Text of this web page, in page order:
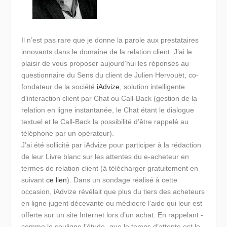
Il n’est pas rare que je donne la parole aux prestataires
innovants dans le domaine de la relation client. J’ai le
plaisir de vous proposer aujourd’hui les réponses au
questionnaire du Sens du client de Julien Hervouët, co-
fondateur de la société iAdvize , solution intelligente
d’interaction client par Chat ou Call-Back (gestion de la
relation en ligne instantanée, le Chat étant le dialogue
textuel et le Call-Back la possibilité d’être rappelé au
téléphone par un opérateur).
J’ai été sollicité par iAdvize pour participer à la rédaction
de leur Livre blanc sur les attentes du e-acheteur en
termes de relation client (à télécharger gratuitement en
suivantce lien). Dans un sondage réalisé à cette
occasion, iAdvize révélait que plus du tiers des acheteurs
en ligne jugent décevante ou médiocre l’aide qui leur est
offerte sur un site Internet lors d’un achat. En rappelant -